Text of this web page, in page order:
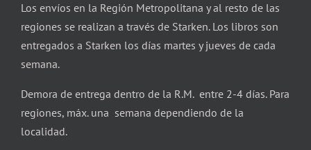
Los envíos en la Región Metropolitana y al resto de las
regiones se realizan a través de Starken. Los libros son
entregados a Starken los días martes y jueves de cada
semana.
Demora de entrega dentro de la R.M. entre 2-4 días. Para
regiones, máx. una semana dependiendo de la
localidad.